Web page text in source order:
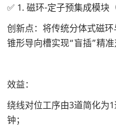
✅ 1. 磁环-定子预集成模块
创新点：将传统分体式磁
锥形导向槽实现“盲插”精
效益：
绕线对位工序由3道简化为
钟；